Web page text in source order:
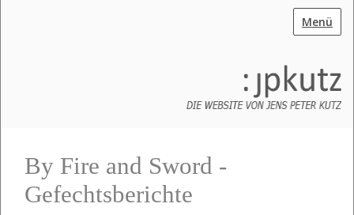
Menü
By Fire and Sword -
Gefechtsberichte